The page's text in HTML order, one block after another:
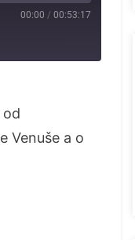
00:00 / 00:53:17
Venuše a o